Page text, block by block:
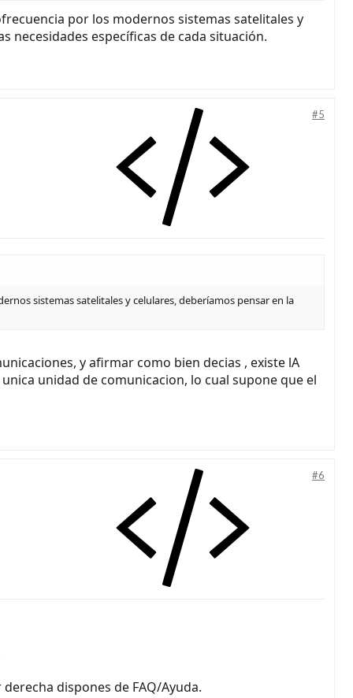
por los modernos sistemas satelitales y
necesidades específicas de cada situación.
#5
sistemas satelitales y celulares, deberíamos pensar en la
y afirmar como bien decias , existe lA
unidad de comunicacion, lo cual supone que el
#6
dispones de FAQ/Ayuda.